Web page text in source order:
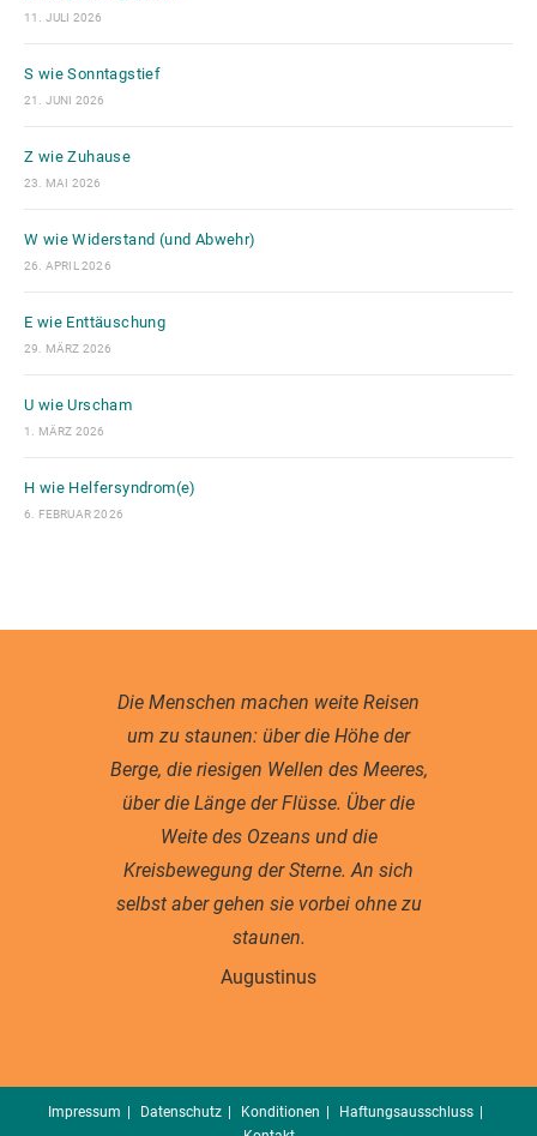
11. JULI 2026
S wie Sonntagstief
21. JUNI 2026
Z wie Zuhause
23. MAI 2026
W wie Widerstand (und Abwehr)
26. APRIL 2026
E wie Enttäuschung
29. MÄRZ 2026
U wie Urscham
1. MÄRZ 2026
H wie Helfersyndrom(e)
6. FEBRUAR 2026
Die Menschen machen weite Reisen
um zu staunen: über die Höhe der
Berge, die riesigen Wellen des Meeres,
über die Länge der Flüsse. Über die
Weite des Ozeans und die
Kreisbewegung der Sterne. An sich
selbst aber gehen sie vorbei ohne zu
staunen.
Augustinus
Impressum Datenschutz Konditionen
Haftungsausschluss